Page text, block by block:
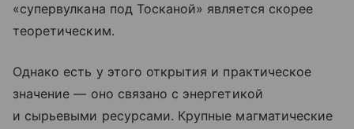
«супервулкана под Тосканой» является скорее
теоретическим.
Однако есть у этого открытия и практическое
значение — оно связано с энергетикой
и сырьевыми ресурсами. Крупные магматические